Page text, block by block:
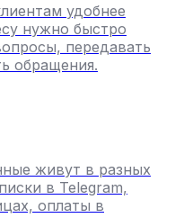
удобнее
нужно быстро
передавать
обращения.
живут в разных
в Telegram,
оплаты в